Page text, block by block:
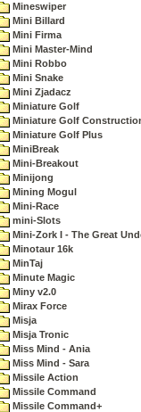
Mineswiper
Mini Billard
Mini Firma
Mini Master-Mind
Mini Robbo
Mini Snake
Mini Zjadacz
Miniature Golf
Miniature Golf
Miniature Golf Plus
MiniBreak
Mini-Breakout
Minijong
Mining Mogul
Mini-Race
mini-Slots
Mini-Zork I - The Great
Minotaur 16k
MinTaj
Minute Magic
Miny v2.0
Mirax Force
Misja
Misja Tronic
Miss Mind - Ania
Miss Mind - Sara
Missile Action
Missile Command
Missile Command+